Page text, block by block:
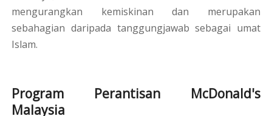
mengurangkan kemiskinan dan merupakan
sebahagian daripada tanggungjawab sebagai umat
Islam.
Program Perantisan McDonald's
Malaysia